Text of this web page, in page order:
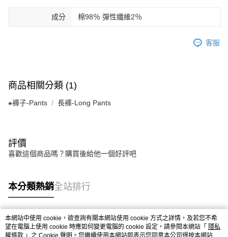
成分 棉98％ 彈性纖維2％
客服
商品相關分類 (1)
⁕褲子-Pants 長褲-Long Pants
評價
喜歡這個商品嗎？購買後給他一個好評吧
本分類熱銷全站排行
熱門標籤
本網站中使用 cookie，欲查詢有關本網站使用 cookie 方式之詳情，及若您不希
望在電腦上使用 cookie 時應如何變更電腦的 cookie 設定，請參閱本網站「 隱私
權條款 」之 Cookie 聲明。您繼續使用本網站即表示您同意本公司得按本網站使